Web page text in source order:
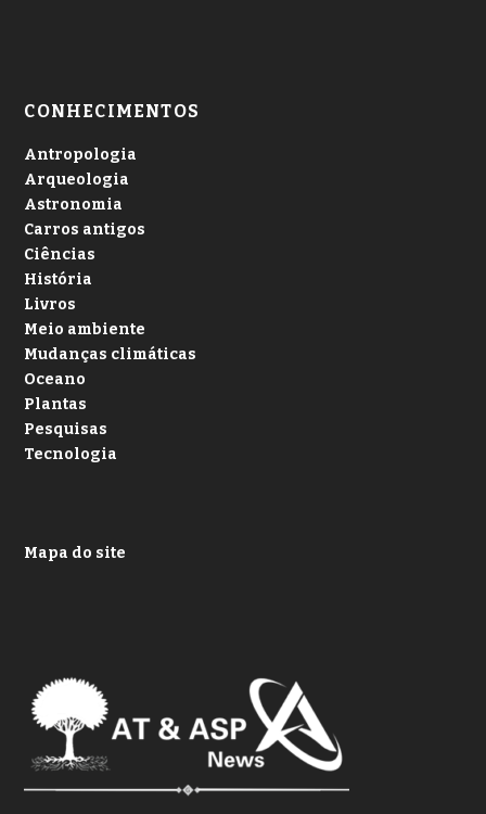
CONHECIMENTOS
Antropologia
Arqueologia
Astronomia
Carros antigos
Ciências
História
Livros
Meio ambiente
Mudanças climáticas
Oceano
Plantas
Pesquisas
Tecnologia
Mapa do site